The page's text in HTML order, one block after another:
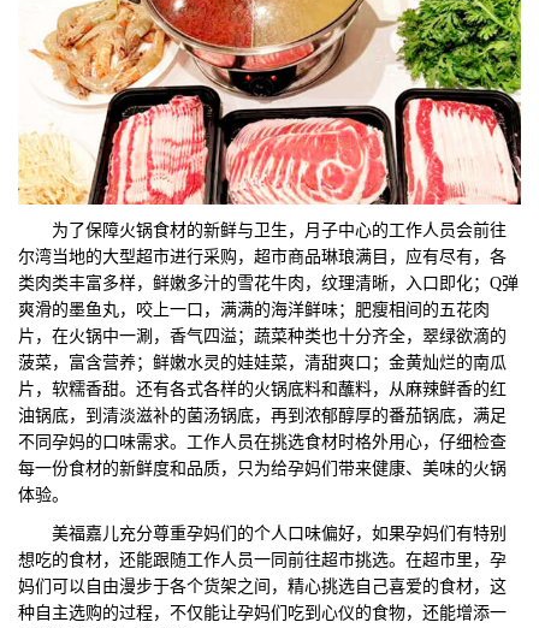
为了保障火锅食材的新鲜与卫生，月子中心的工作人员会前往
尔湾当地的大型超市进行采购，超市商品琳琅满目，应有尽有，各
类肉类丰富多样，鲜嫩多汁的雪花牛肉，纹理清晰，入口即化；Q弹
爽滑的墨鱼丸，咬上一口，满满的海洋鲜味；肥瘦相间的五花肉
片，在火锅中一涮，香气四溢；蔬菜种类也十分齐全，翠绿欲滴的
菠菜，富含营养；鲜嫩水灵的娃娃菜，清甜爽口；金黄灿烂的南瓜
片，软糯香甜。还有各式各样的火锅底料和蘸料，从麻辣鲜香的红
油锅底，到清淡滋补的菌汤锅底，再到浓郁醇厚的番茄锅底，满足
不同孕妈的口味需求。工作人员在挑选食材时格外用心，仔细检查
每一份食材的新鲜度和品质，只为给孕妈们带来健康、美味的火锅
体验。
美福嘉儿充分尊重孕妈们的个人口味偏好，如果孕妈们有特别
想吃的食材，还能跟随工作人员一同前往超市挑选。在超市里，孕
妈们可以自由漫步于各个货架之间，精心挑选自己喜爱的食材，这
种自主选购的过程，不仅能让孕妈们吃到心仪的食物，还能增添一